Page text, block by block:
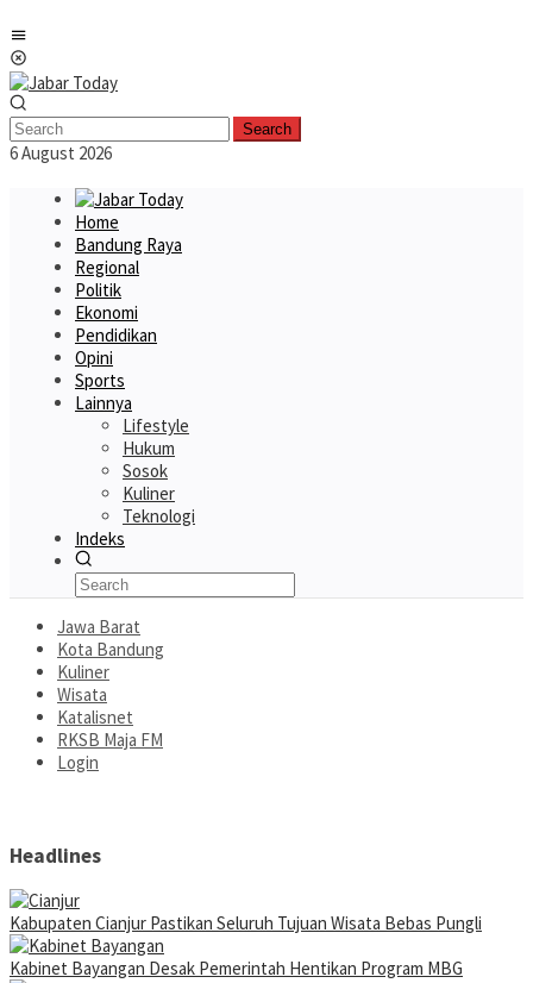
to
content
Search
6 August 2026
Home
Bandung Raya
Regional
Politik
Ekonomi
Pendidikan
Opini
Sports
Lainnya
Lifestyle
Hukum
Sosok
Kuliner
Teknologi
Indeks
Jawa Barat
Kota Bandung
Kuliner
Wisata
Katalisnet
RKSB Maja FM
Login
Headlines
Kabupaten Cianjur Pastikan Seluruh Tujuan Wisata Bebas Pungli
Kabinet Bayangan Desak Pemerintah Hentikan Program MBG